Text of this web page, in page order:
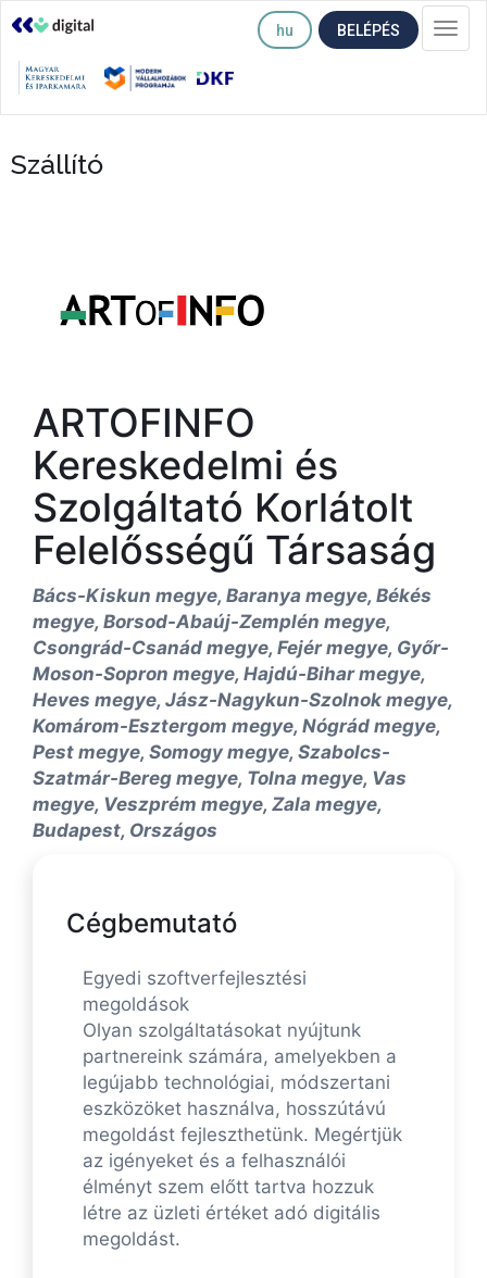
hu BELÉPÉS
Szállító
ARTOFINFO
Kereskedelmi és
Szolgáltató Korlátolt
Felelősségű Társaság
Bács-Kiskun megye, Baranya megye, Békés
megye, Borsod-Abaúj-Zemplén megye,
Csongrád-Csanád megye, Fejér megye, Győr-
Moson-Sopron megye, Hajdú-Bihar megye,
Heves megye, Jász-Nagykun-Szolnok megye,
Komárom-Esztergom megye, Nógrád megye,
Pest megye, Somogy megye, Szabolcs-
Szatmár-Bereg megye, Tolna megye, Vas
megye, Veszprém megye, Zala megye,
Budapest, Országos
Cégbemutató
Egyedi szoftverfejlesztési
megoldások
Olyan szolgáltatásokat nyújtunk
partnereink számára, amelyekben a
legújabb technológiai, módszertani
eszközöket használva, hosszútávú
megoldást fejleszthetünk. Megértjük
az igényeket és a felhasználói
élményt szem előtt tartva hozzuk
létre az üzleti értéket adó digitális
megoldást.